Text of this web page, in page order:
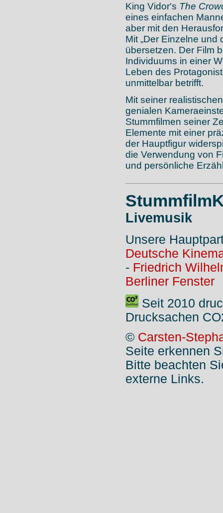
King Vidor's The
eines einfachen
aber mit den
Mit „Der Einzelne
übersetzen. Der Film
Individuums in einer
Leben des
unmittelbar betrifft.
Mit seiner
genialen
Stummfilmen seiner
Elemente mit einer
der Hauptfigur
die Verwendung von
und persönliche
Livemusik
Unsere
Deutsche
- Friedrich
Berliner Fenster
Seit 2010
Drucksachen
© Carsten-
Seite erkennen
Bitte beachten
externe Links.